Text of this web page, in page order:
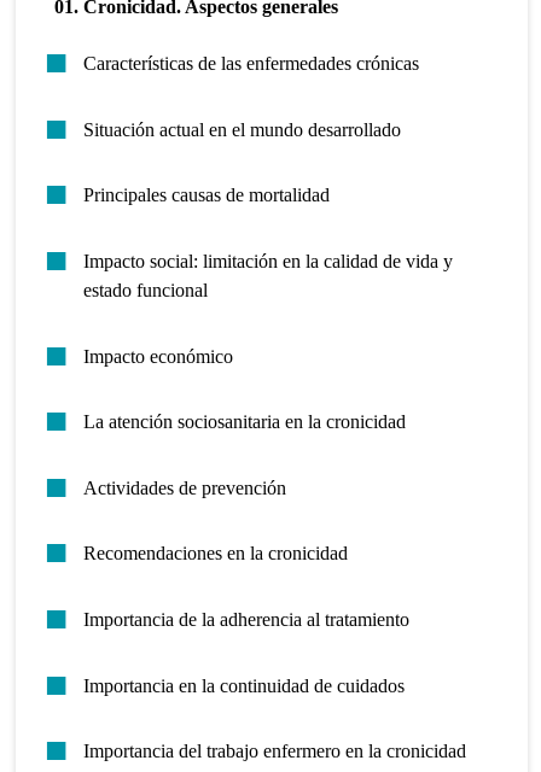
01. Cronicidad. Aspectos generales
Características de las enfermedades crónicas
Situación actual en el mundo desarrollado
Principales causas de mortalidad
Impacto social: limitación en la calidad de vida y
estado funcional
Impacto económico
La atención sociosanitaria en la cronicidad
Actividades de prevención
Recomendaciones en la cronicidad
Importancia de la adherencia al tratamiento
Importancia en la continuidad de cuidados
Importancia del trabajo enfermero en la cronicidad